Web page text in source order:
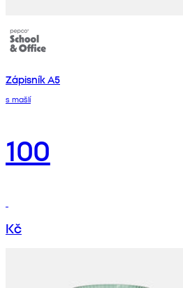
Zápisník A5
s mašlí
100
Kč